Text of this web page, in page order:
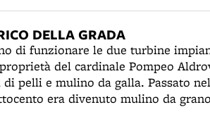
in generale dalla politica
dal podestà Arpinati, che
a riscatto per famiglie piccolo-
DELLA GRADA
di funzionare le due turbine
del cardinale Pompeo
pelli e mulino da galla. Passato
era divenuto mulino da
producevano energia elettrica per